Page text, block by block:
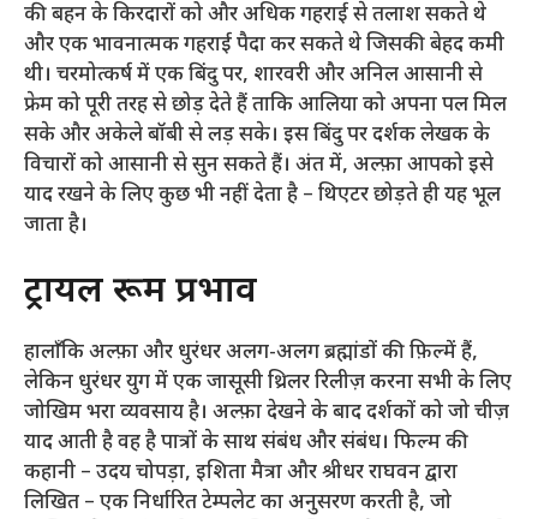
की बहन के किरदारों को और अधिक गहराई से तलाश सकते थे
और एक भावनात्मक गहराई पैदा कर सकते थे जिसकी बेहद कमी
थी। चरमोत्कर्ष में एक बिंदु पर, शारवरी और अनिल आसानी से
फ्रेम को पूरी तरह से छोड़ देते हैं ताकि आलिया को अपना पल मिल
सके और अकेले बॉबी से लड़ सके। इस बिंदु पर दर्शक लेखक के
विचारों को आसानी से सुन सकते हैं। अंत में, अल्फ़ा आपको इसे
याद रखने के लिए कुछ भी नहीं देता है – थिएटर छोड़ते ही यह भूल
जाता है।
ट्रायल रूम प्रभाव
हालाँकि अल्फ़ा और धुरंधर अलग-अलग ब्रह्मांडों की फ़िल्में हैं,
लेकिन धुरंधर युग में एक जासूसी थ्रिलर रिलीज़ करना सभी के लिए
जोखिम भरा व्यवसाय है। अल्फ़ा देखने के बाद दर्शकों को जो चीज़
याद आती है वह है पात्रों के साथ संबंध और संबंध। फिल्म की
कहानी – उदय चोपड़ा, इशिता मैत्रा और श्रीधर राघवन द्वारा
लिखित – एक निर्धारित टेम्पलेट का अनुसरण करती है, जो